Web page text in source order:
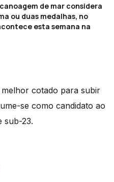
de mar considera
ou duas medalhas, no
esta semana na
cotado para subir
se como candidato ao
sub-23.